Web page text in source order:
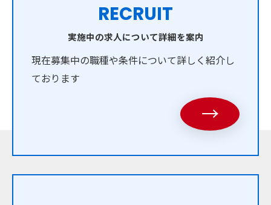
RECRUIT
実施中の求人について詳細を案内
現在募集中の職種や条件について詳しく紹介し
ております
→